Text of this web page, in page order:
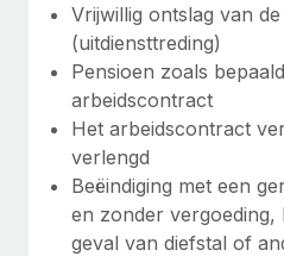
Apparaatbeheer
Lever en track wereldwijd
Entiteiten oprichten
Stel snel compliant
Mobiliteit en overplaatsing
Plaats werknemers
Global Payroll
EOR en PEO
Contractor Management
Belastingen
Naar de blog
Vrijwillig ontslag van
(uitdiensttreding)
Pensioen zoals
arbeidscontract
Het arbeidscontract
verlengd
Beëindiging met een
en zonder vergoeding,
geval van diefstal of